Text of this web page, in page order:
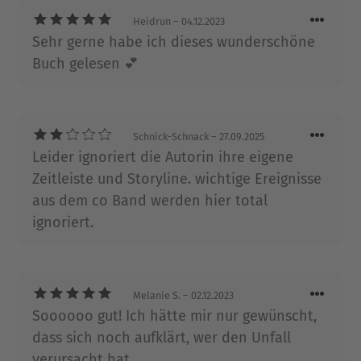
Jackson//
Über Solvig Schneeberg
Erfurt, bevor sie beschloss, sich einzig dem
Schreiben zu widmen. Bereits in jungen Jahren
entdeckte sie die Liebe zum geschriebenen Wort
und fing bald an, ihre eigenen Geschichten
aufzuschreiben und zu veröffentlichen. Sie ist
eine verträumte Romantikerin, weshalb es nicht
ihrem Lebensgefährten, einem Hund und den
Katzen lebt sie am Waldrand von Weimar.
Ausblenden
Heidrun – 04.12.2023
Sehr gerne habe ich dieses wunderschöne
Buch gelesen 💕
Schnick-Schnack – 27.09.2025
Leider ignoriert die Autorin ihre eigene
Zeitleiste und Storyline. wichtige Ereignisse
aus dem co Band werden hier total
ignoriert.
Melanie S. – 02.12.2023
Soooooo gut! Ich hätte mir nur gewünscht,
dass sich noch aufklärt, wer den Unfall